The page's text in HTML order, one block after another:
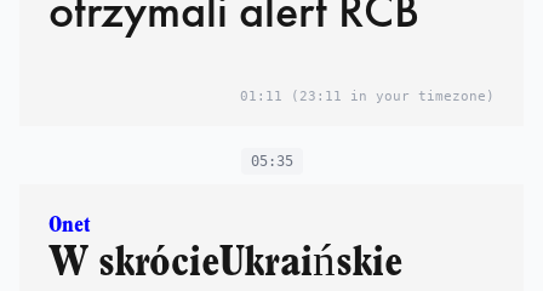
01:11 (23:11 in your timezone)
05:35
Onet
W skrócieUkraińskie